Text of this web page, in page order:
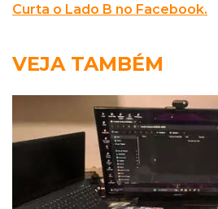
Curta o Lado B no Facebook.
VEJA TAMBÉM